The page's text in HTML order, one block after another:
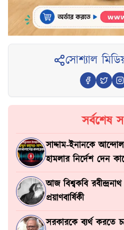
সোশ্যাল
সর্বশেষ
সাদ্দাম-ইনানকে
হামলার নির্দেশ দেন
আজ বিশ্বকবি
প্রয়াণবার্ষিকী
সরকারকে ব্যর্থ করতে